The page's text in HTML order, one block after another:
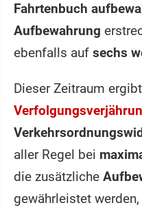
Fahrtenbuch
Aufbewahrung
ebenfalls auf sechs
Dieser Zeitraum
aller Regel bei
die zusätzliche
gewährleistet